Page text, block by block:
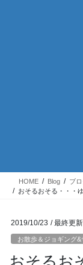
HOME Blog ブ
おそるおそる・・・
2019/10/23 / 最終更
お散歩＆ジョギング
おそるお